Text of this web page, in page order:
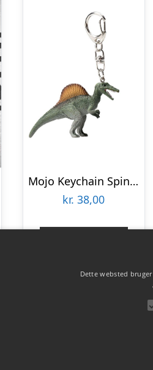
Mojo Keychain Spinosaurus
kr. 38,00
Dette websted